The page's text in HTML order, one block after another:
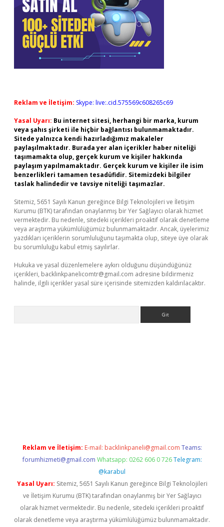
Reklam ve İletişim: Skype: live:.cid.575569c608265c69
Yasal Uyarı: Bu internet sitesi, herhangi bir marka, kurum
veya şahıs şirketi ile hiçbir bağlantısı bulunmamaktadır.
Sitede yalnızca kendi hazırladığımız makaleler
paylaşılmaktadır. Burada yer alan içerikler haber niteliği
taşımamakta olup, gerçek kurum ve kişiler hakkında
paylaşım yapılmamaktadır. Gerçek kurum ve kişiler ile isim
benzerlikleri tamamen tesadüfidir. Sitemizdeki bilgiler
taslak halindedir ve tavsiye niteliği taşımazlar.
Sitemiz, 5651 Sayılı Kanun gereğince Bilgi Teknolojileri ve İletişim
Kurumu (BTK) tarafından onaylanmış bir Yer Sağlayıcı olarak hizmet
vermektedir. Bu nedenle, sitedeki içerikleri proaktif olarak denetleme
veya araştırma yükümlülüğümüz bulunmamaktadır. Ancak, üyelerimiz
yazdıkları içeriklerin sorumluluğunu taşımakta olup, siteye üye olarak
bu sorumluluğu kabul etmiş sayılırlar.
Hukuka ve yasal düzenlemelere aykırı olduğunu düşündüğünüz
içerikleri, backlinkpanelicomtr@gmail.com adresine bildirmeniz
halinde, ilgili içerikler yasal süre içerisinde sitemizden kaldırılacaktır.
Reklam ve İletişim: E-mail: backlinkpaneli@gmail.com Teams:
forumhizmeti@gmail.com Whatsapp: 0262 606 0 726 Telegram:
@karabul
Yasal Uyarı: Sitemiz, 5651 Sayılı Kanun gereğince Bilgi Teknolojileri
ve İletişim Kurumu (BTK) tarafından onaylanmış bir Yer Sağlayıcı
olarak hizmet vermektedir. Bu nedenle, sitedeki içerikleri proaktif
olarak denetleme veya araştırma yükümlülüğümüz bulunmamaktadır.